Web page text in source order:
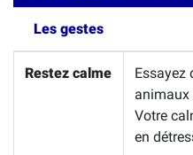
Les gestes
Restez calme
Essayez
animaux
Votre
en